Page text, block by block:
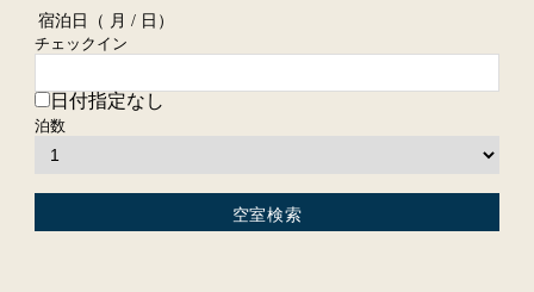
宿泊日（ 月 / 日）
チェックイン
日付指定なし
泊数